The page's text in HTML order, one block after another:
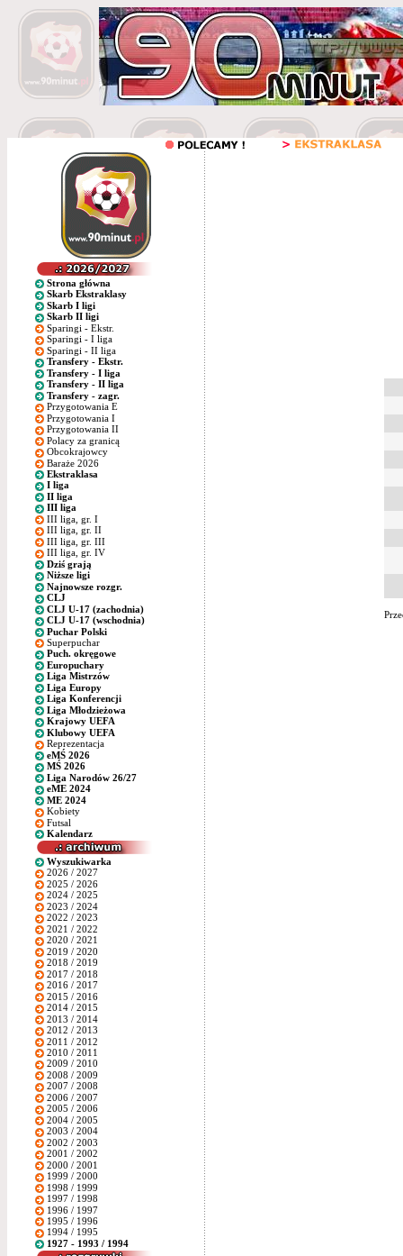
Strona główna
Skarb Ekstraklasy
Skarb I ligi
Skarb II ligi
Sparingi - Ekstr.
Sparingi - I liga
Sparingi - II liga
Transfery - Ekstr.
Transfery - I liga
Transfery - II liga
Transfery - zagr.
Przygotowania E
Przygotowania I
Przygotowania II
Polacy za granicą
Obcokrajowcy
Baraże 2026
Ekstraklasa
I liga
II liga
III liga
III liga, gr. I
III liga, gr. II
III liga, gr. III
III liga, gr. IV
Dziś grają
Niższe ligi
Najnowsze rozgr.
CLJ
CLJ U-17 (zachodnia)
CLJ U-17 (wschodnia)
Puchar Polski
Superpuchar
Puch. okręgowe
Europuchary
Liga Mistrzów
Liga Europy
Liga Konferencji
Liga Młodzieżowa
Krajowy UEFA
Klubowy UEFA
Reprezentacja
eMŚ 2026
MŚ 2026
Liga Narodów 26/27
eME 2024
ME 2024
Kobiety
Futsal
Kalendarz
Wyszukiwarka
2026 / 2027
2025 / 2026
2024 / 2025
2023 / 2024
2022 / 2023
2021 / 2022
2020 / 2021
2019 / 2020
2018 / 2019
2017 / 2018
2016 / 2017
2015 / 2016
2014 / 2015
2013 / 2014
2012 / 2013
2011 / 2012
2010 / 2011
2009 / 2010
2008 / 2009
2007 / 2008
2006 / 2007
2005 / 2006
2004 / 2005
2003 / 2004
2002 / 2003
2001 / 2002
2000 / 2001
1999 / 2000
1998 / 1999
1997 / 1998
1996 / 1997
1995 / 1996
1994 / 1995
1927 - 1993 / 1994